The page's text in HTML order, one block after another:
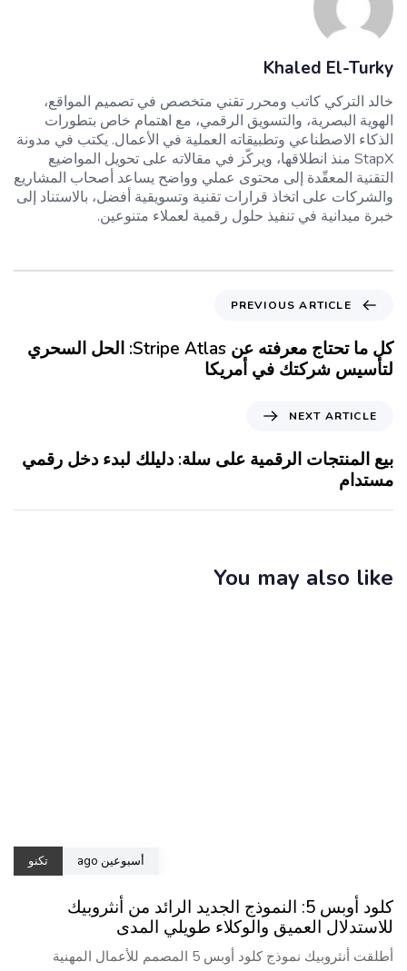
Khaled El-Turky
خالد التركي كاتب ومحرر تقني متخصص في تصميم المواقع،
الهوية البصرية، والتسويق الرقمي، مع اهتمام خاص بتطورات
الذكاء الاصطناعي وتطبيقاته العملية في الأعمال. يكتب في مدونة
StapX منذ انطلاقها، ويركّز في مقالاته على تحويل المواضيع
التقنية المعقّدة إلى محتوى عملي وواضح يساعد أصحاب المشاريع
والشركات على اتخاذ قرارات تقنية وتسويقية أفضل، بالاستناد إلى
خبرة ميدانية في تنفيذ حلول رقمية لعملاء متنوعين.
PREVIOUS ARTICLE
كل ما تحتاج معرفته عن Stripe Atlas: الحل السحري
لتأسيس شركتك في أمريكا
NEXT ARTICLE
بيع المنتجات الرقمية على سلة: دليلك لبدء دخل رقمي
مستدام
You may also like
أسبوعين ago تكنو
كلود أوبس 5: النموذج الجديد الرائد من أنثروبيك
للاستدلال العميق والوكلاء طويلي المدى
أطلقت أنثروبيك نموذج كلود أوبس 5 المصمم للأعمال المهنية